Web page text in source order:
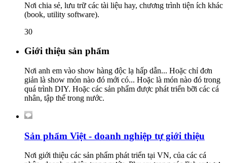
Nơi chia sẻ, lưu trữ các tài liệu hay, chương trình tiện ích khác
(book, utility software).
30
Giới thiệu sản phẩm
Nơi anh em vào show hàng độc lạ hấp dẫn... Hoặc chỉ đơn
giản là show món nào đó mới có... Hoặc là món nào đó trong
quá trình DIY. Hoặc các sản phẩm được phát triển bỡi các cá
nhân, tập thể trong nước.
Sản phẩm Việt - doanh nghiệp tự giới thiệu
Nơi giới thiệu các sản phẩm phát triển tại VN, của các cá